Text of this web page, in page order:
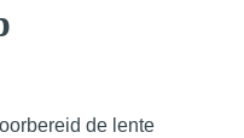
de lente